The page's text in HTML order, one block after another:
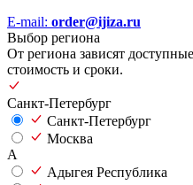
E-mail: order@ijiza.ru
Выбор региона
От региона зависят
стоимость и сроки.
Санкт-Петербург
Санкт-Петербург
Москва
А
Адыгея Республика